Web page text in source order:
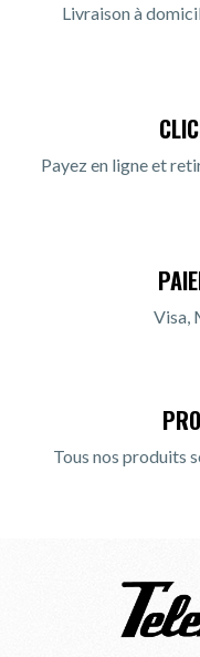
Livraison à
Payez en ligne et
Visa,
Tous nos produits